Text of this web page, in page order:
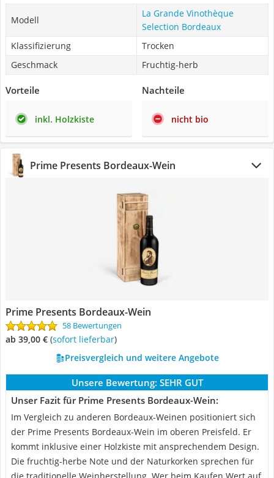
Modell
La Grande Vinothèque
Selection Bordeaux
Klassifizierung
Trocken
Geschmack
Fruchtig-herb
Vorteile
inkl. Holzkiste
Nachteile
nicht bio
Prime Presents Bordeaux-Wein
Prime Presents Bordeaux-Wein
58 Bewertungen
ab 39,00 € ( Sofort lieferbar)
Preisvergleich und weitere Angebote
Unsere Bewertung: SEHR GUT
Unser Fazit für Prime Presents Bordeaux-Wein:
Im Vergleich zu anderen Bordeaux-Weinen positioniert sich
der Prime Presents Bordeaux-Wein im oberen Preisfeld. Er
kommt inklusive einer Holzkiste mit ansprechendem Design.
Die fruchtig-herbe Note und der Naturkorken sprechen für